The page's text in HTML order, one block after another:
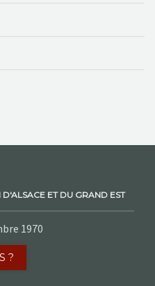
ET DU GRAND EST
1970
?